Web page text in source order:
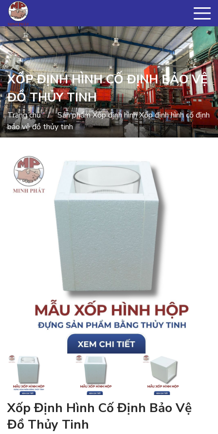
XỐP ĐỊNH HÌNH CỐ ĐỊNH BẢO VỆ
ĐỒ THỦY TINH
Trang chủ Sản phẩmXốp định hìnhXốp định hình cố định
bảo vệ đồ thủy tinh
Xốp Định Hình Cố Định Bảo Vệ
Đồ Thủy Tinh